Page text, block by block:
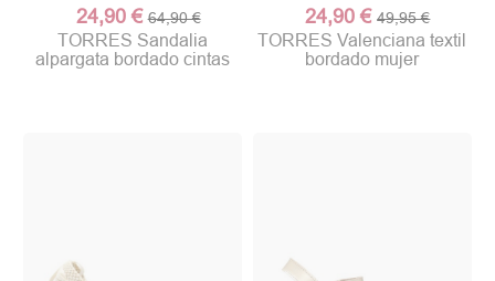
24,90 € 64,90 €
TORRES Sandalia
alpargata bordado cintas
24,90 € 49,95 €
TORRES Valenciana textil
bordado mujer